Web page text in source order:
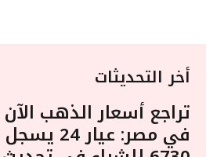
أخر التحديثات
تراجع أسعار الذهب الآن
في مصر: عيار 24 يسجل